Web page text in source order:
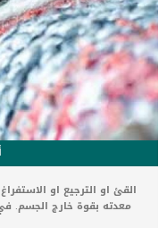
القئ او الترجيع او
معدته بقوة خارج الجسم.